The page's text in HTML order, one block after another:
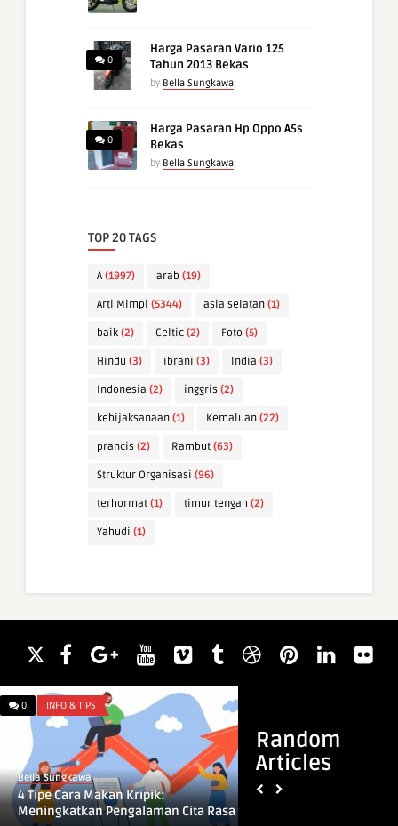
0
Harga Pasaran Vario 125
Tahun 2013 Bekas
by Bella Sungkawa
0
Harga Pasaran Hp Oppo A5s
Bekas
by Bella Sungkawa
TOP 20 TAGS
A (1997) arab (19)
Arti Mimpi (5344) asia selatan (1)
baik (2) Celtic (2) Foto (5)
Hindu (3) ibrani (3) India (3)
Indonesia (2) inggris (2)
kebijaksanaan (1) Kemaluan (22)
prancis (2) Rambut (63)
Struktur Organisasi (96)
terhormat (1) timur tengah (2)
Yahudi (1)
Random
Articles
0 INFO & TIPS
Bella Sungkawa
4 Tipe Cara Makan Kripik:
Meningkatkan Pengalaman Cita Rasa